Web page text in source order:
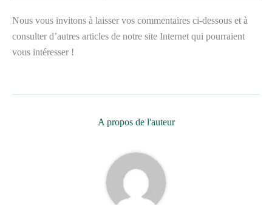
Nous vous invitons à laisser vos commentaires ci-dessous et à
consulter d’autres articles de notre site Internet qui pourraient
vous intéresser !
A propos de l'auteur